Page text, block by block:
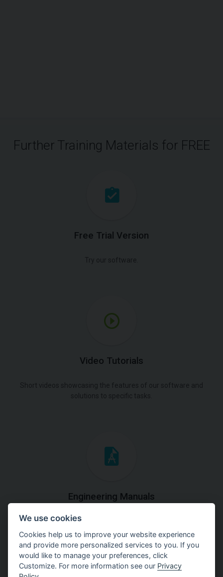
Further Training Materials for FREE
Free Trial Version
Try our software.
Video Tutorials
Short videos showcasing the features of our software and
solutions to specific tasks.
Engineering Manuals
Step by steps guides on how
to solve a specific tasks.
We use cookies
Cookies help us to improve your website experience
and provide more personalized services to you. If you
would like to manage your preferences, click
Customize. For more information see our Privacy